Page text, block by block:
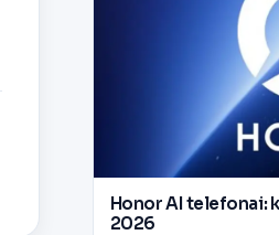
Honor AI telefonai:
2026